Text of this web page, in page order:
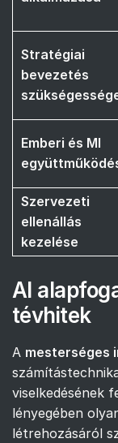
Stratégiai
bevezetés
Emberi és MI
Szervezeti
ellenállás
kezelése
AI
tévhitek
A mesterséges
viselkedésének
lényegében
létrehozásáról